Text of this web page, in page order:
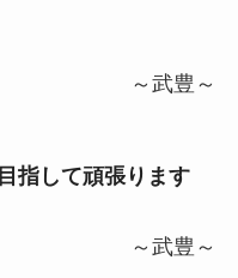
～武豊～
指して頑張ります
～武豊～